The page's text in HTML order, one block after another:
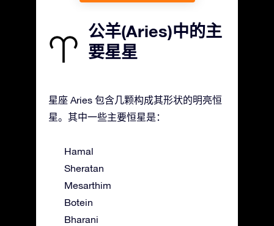
公羊(Aries)中的主
要星星
星座 Aries 包含几颗构成其形状的明亮恒
星。其中一些主要恒星是：
Hamal
Sheratan
Mesarthim
Botein
Bharani